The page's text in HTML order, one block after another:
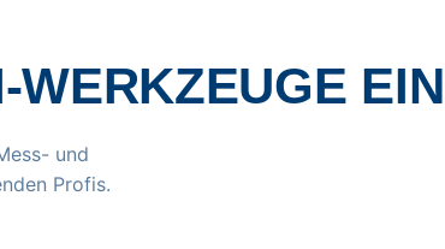
und
Profis.